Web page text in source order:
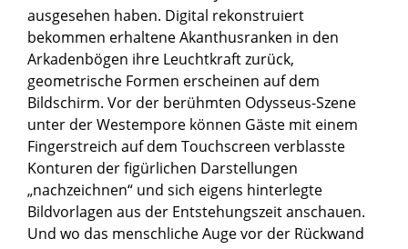
ausgesehen haben. Digital rekonstruiert
bekommen erhaltene Akanthusranken in den
Arkadenbögen ihre Leuchtkraft zurück,
geometrische Formen erscheinen auf dem
Bildschirm. Vor der berühmten Odysseus-Szene
unter der Westempore können Gäste mit einem
Fingerstreich auf dem Touchscreen verblasste
Konturen der figürlichen Darstellungen
„nachzeichnen“ und sich eigens hinterlegte
Bildvorlagen aus der Entstehungszeit anschauen.
Und wo das menschliche Auge vor der Rückwand